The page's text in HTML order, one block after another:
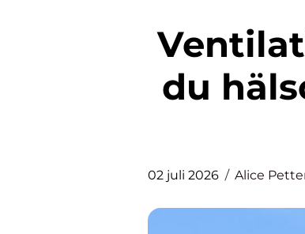
Ventilation i skövde så skapar
du
02 juli 2026 Alice